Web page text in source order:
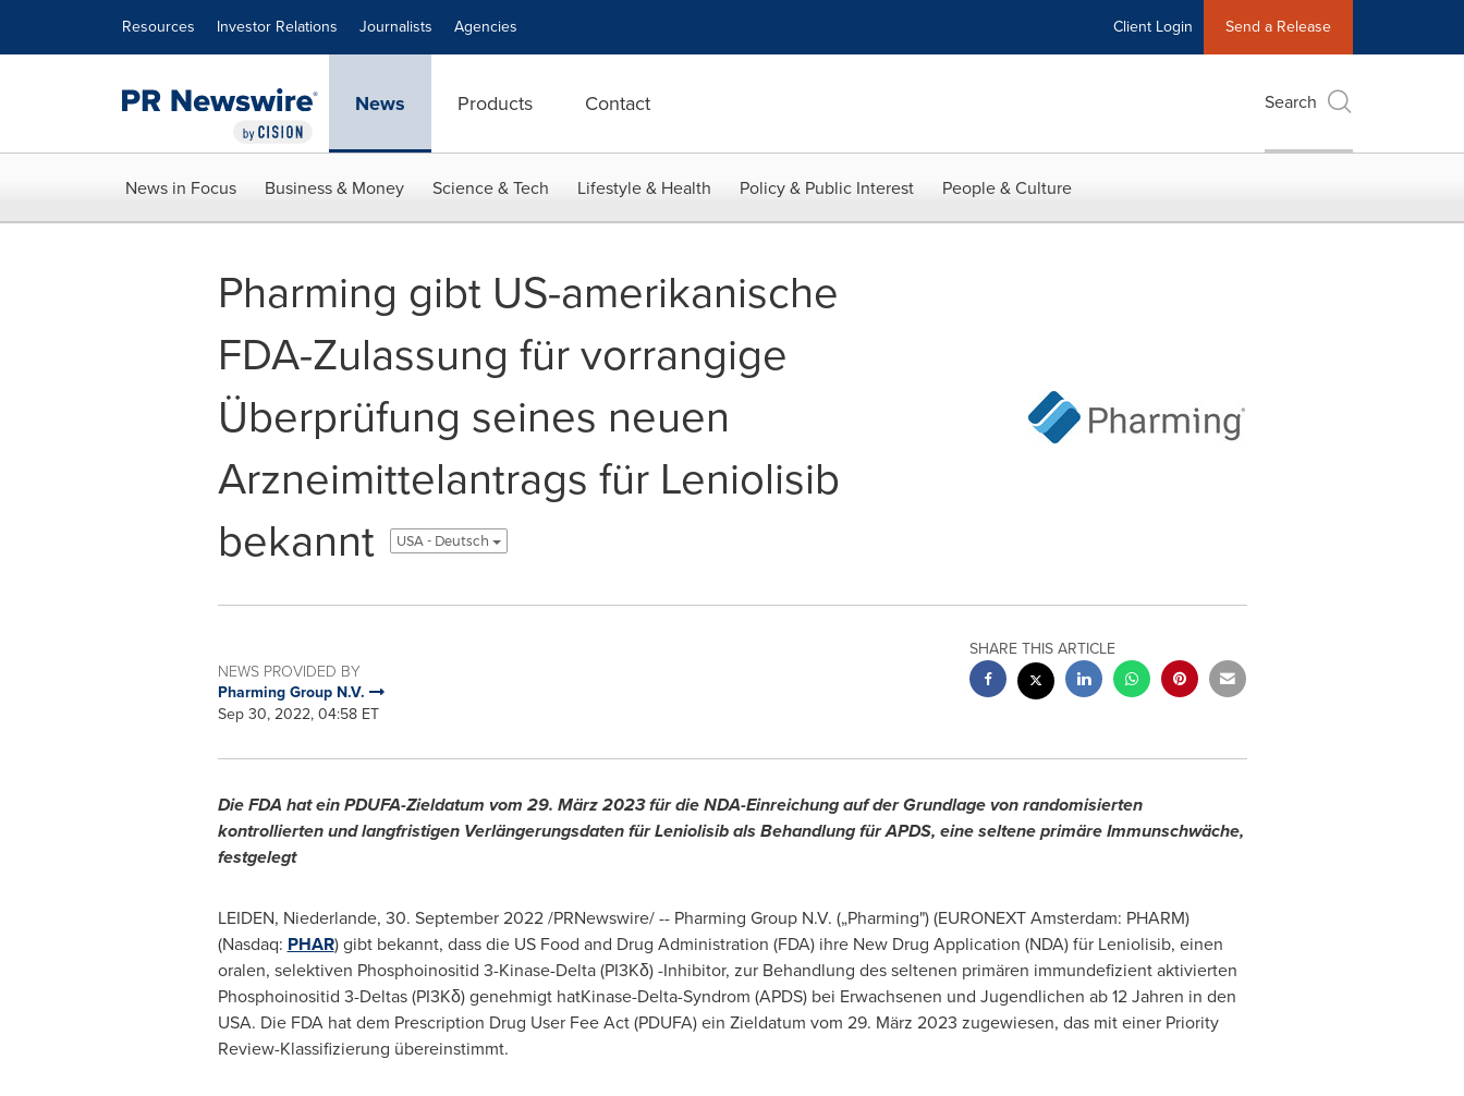
Resources Investor Relations Journalists Agencies Client Login Send a Release
News Products Contact Search
News in Focus Business & Money Science & Tech Lifestyle & Health Policy & Public Interest People & Culture
Pharming gibt US-amerikanische
FDA-Zulassung für vorrangige
Überprüfung seines neuen
Arzneimittelantrags für Leniolisib
bekannt
USA - Deutsch
NEWS PROVIDED BY
Pharming Group N.V.
Sep 30, 2022, 04:58 ET
SHARE THIS ARTICLE
Die FDA hat ein PDUFA-Zieldatum vom 29. März 2023 für die NDA-Einreichung auf der Grundlage von randomisierten
kontrollierten und langfristigen Verlängerungsdaten für Leniolisib als Behandlung für APDS, eine seltene primäre Immunschwäche,
festgelegt
LEIDEN, Niederlande, 30. September 2022/PRNewswire/ -- Pharming Group N.V. („Pharming") (EURONEXT Amsterdam: PHARM)
(Nasdaq: PHAR) gibt bekannt, dass die US Food and Drug Administration (FDA) ihre New Drug Application (NDA) für Leniolisib, einen
oralen, selektiven Phosphoinositid 3-Kinase-Delta (PI3Kδ) -Inhibitor, zur Behandlung des seltenen primären immundefizient aktivierten
Phosphoinositid 3-Deltas (PI3Kδ) genehmigt hatKinase-Delta-Syndrom (APDS) bei Erwachsenen und Jugendlichen ab 12 Jahren in den
USA. Die FDA hat dem Prescription Drug User Fee Act (PDUFA) ein Zieldatum vom 29. März 2023 zugewiesen, das mit einer Priority
Review-Klassifizierung übereinstimmt.